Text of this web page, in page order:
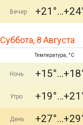
Вечер +21°
Суббота, 8 Августа
Температура, °C
Ночь +15°
Утро +19°
День +27°